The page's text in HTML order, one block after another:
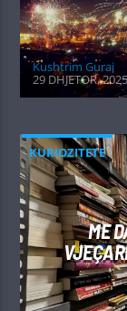
Kushtrim Guraj
29 DHJETOR,
KURIOZITETE
ME